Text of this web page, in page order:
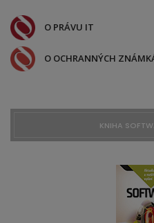
O PRÁVU IT
O OCHRANNÝCH
KNIHA